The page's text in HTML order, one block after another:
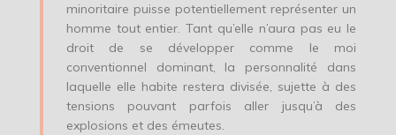
minoritaire puisse potentiellement représenter un
homme tout entier. Tant qu’elle n’aura pas eu le
droit de se développer comme le moi
conventionnel dominant, la personnalité dans
laquelle elle habite restera divisée, sujette à des
tensions pouvant parfois aller jusqu’à des
explosions et des émeutes.